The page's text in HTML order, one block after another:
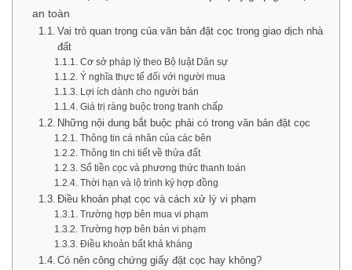
an toàn
Vai trò quan trọng của văn bản đặt cọc trong giao dịch nhà
đất
Cơ sở pháp lý theo Bộ luật Dân sự
Ý nghĩa thực tế đối với người mua
Lợi ích dành cho người bán
Giá trị ràng buộc trong tranh chấp
Những nội dung bắt buộc phải có trong văn bản đặt cọc
Thông tin cá nhân của các bên
Thông tin chi tiết về thửa đất
Số tiền cọc và phương thức thanh toán
Thời hạn và lộ trình ký hợp đồng
Điều khoản phạt cọc và cách xử lý vi phạm
Trường hợp bên mua vi phạm
Trường hợp bên bán vi phạm
Điều khoản bất khả kháng
Có nên công chứng giấy đặt cọc hay không?